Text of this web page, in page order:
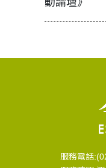
服務電話